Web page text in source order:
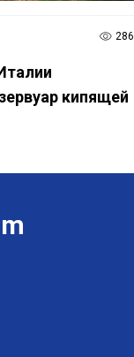
286
кипящей